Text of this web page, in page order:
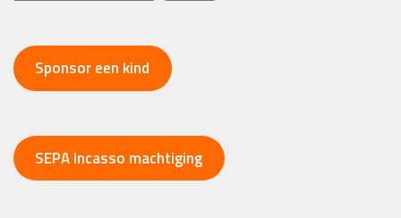
Sponsor een kind
SEPA Incasso machtiging